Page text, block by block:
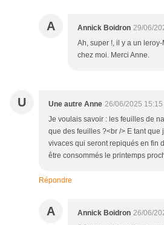
A Annick Boidron 29/06/
Ah, super !, il y a un
chez moi. Merci Anne.
U Une autre Anne 26/06/2025 15:15
Je voulais savoir : les feuilles de
que des feuilles ?<br /> E tant que
vivaces qui seront repiqués en fin
être consommés le printemps
Répondre
A Annick Boidron 26/06/